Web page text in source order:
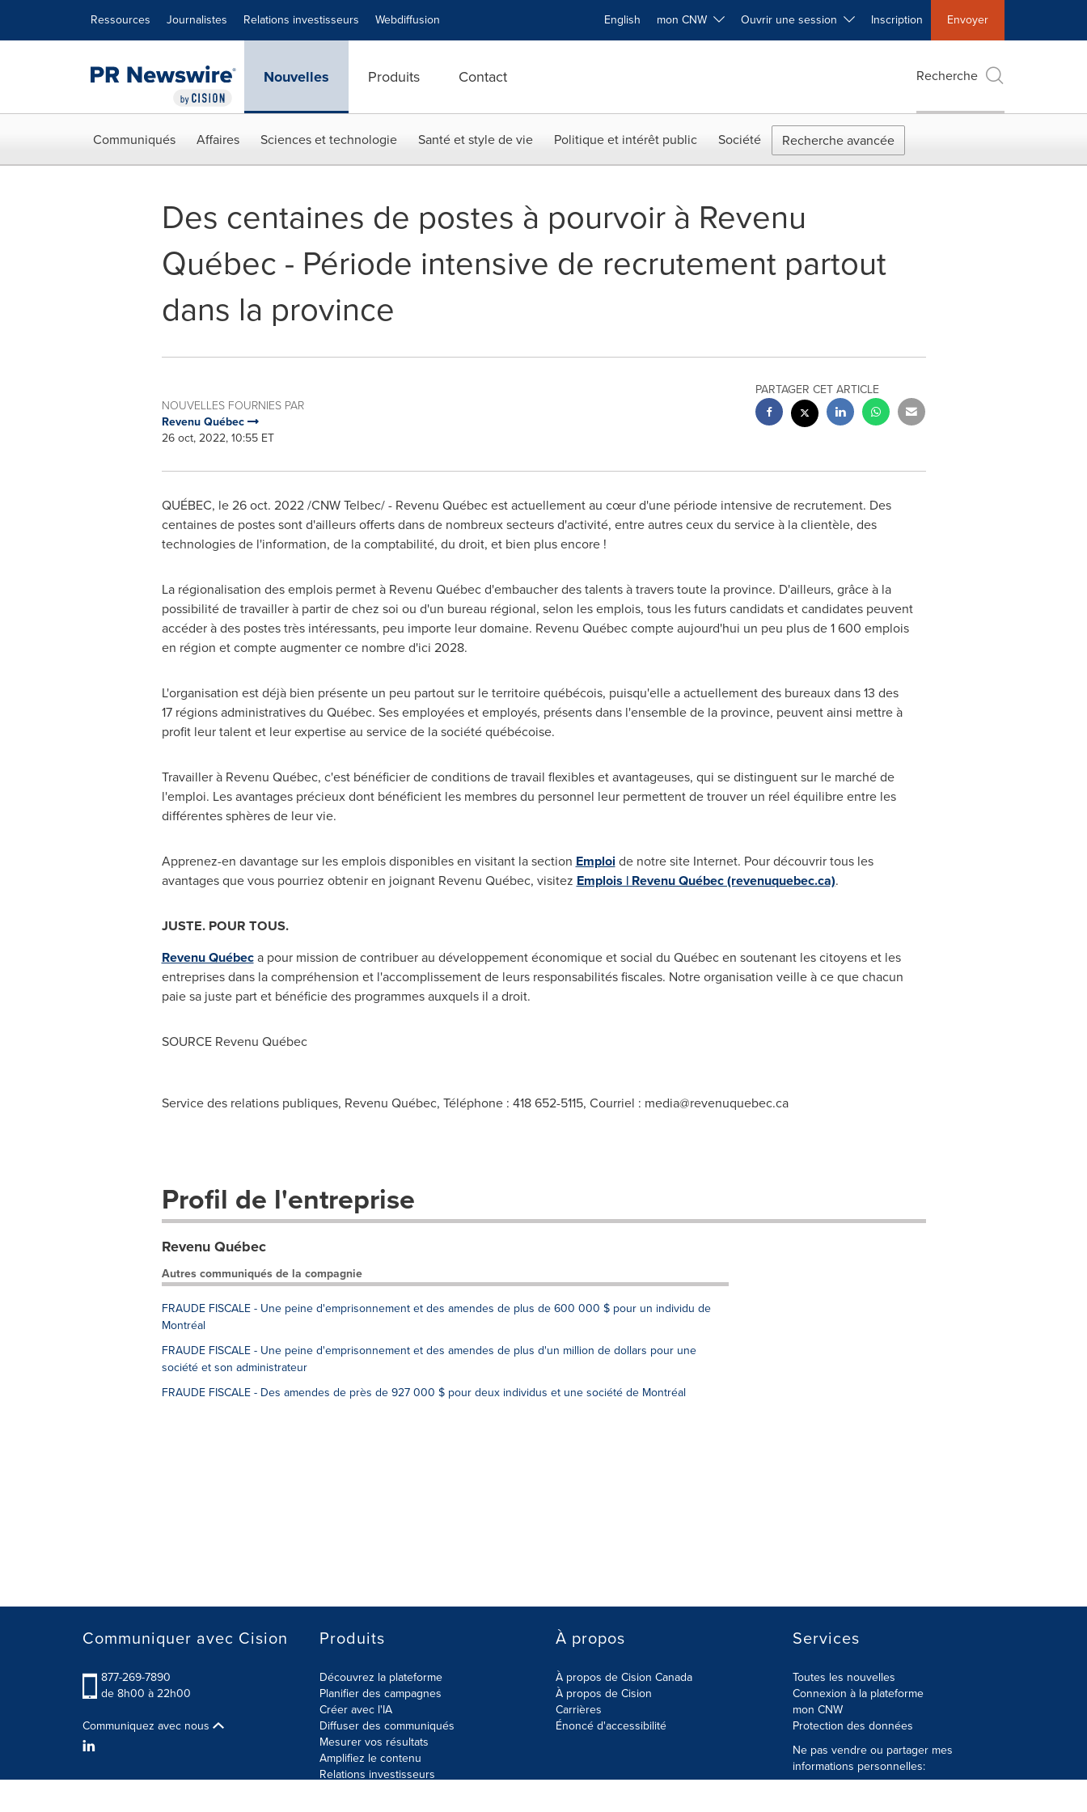
Ressources Journalistes Relations investisseurs Webdiffusion English mon CNW Ouvrir une session Inscription Envoyer
Nouvelles Produits Contact Recherche
Communiqués Affaires Sciences et technologie Santé et style de vie Politique et intérêt public Société Recherche avancée
Des centaines de postes à pourvoir à Revenu
Québec - Période intensive de recrutement partout
dans la province
NOUVELLES FOURNIES PAR
Revenu Québec
26 oct, 2022, 10:55 ET
PARTAGER CET ARTICLE
QUÉBEC, le26 oct. 2022/CNW Telbec/ - Revenu Québec est actuellement au cœur d'une période intensive de recrutement. Des
centaines de postes sont d'ailleurs offerts dans de nombreux secteurs d'activité, entre autres ceux du service à la clientèle, des
technologies de l'information, de la comptabilité, du droit, et bien plus encore !
La régionalisation des emplois permet à Revenu Québec d'embaucher des talents à travers toute la province. D'ailleurs, grâce à la
possibilité de travailler à partir de chez soi ou d'un bureau régional, selon les emplois, tous les futurs candidats et candidates peuvent
accéder à des postes très intéressants, peu importe leur domaine. Revenu Québec compte aujourd'hui un peu plus de 1 600 emplois
en région et compte augmenter ce nombre d'ici 2028.
L'organisation est déjà bien présente un peu partout sur le territoire québécois, puisqu'elle a actuellement des bureaux dans 13 des
17 régions administratives du Québec. Ses employées et employés, présents dans l'ensemble de la province, peuvent ainsi mettre à
profit leur talent et leur expertise au service de la société québécoise.
Travailler à Revenu Québec, c'est bénéficier de conditions de travail flexibles et avantageuses, qui se distinguent sur le marché de
l'emploi. Les avantages précieux dont bénéficient les membres du personnel leur permettent de trouver un réel équilibre entre les
différentes sphères de leur vie.
Apprenez-en davantage sur les emplois disponibles en visitant la section Emploide notre site Internet. Pour découvrir tous les
avantages que vous pourriez obtenir en joignant Revenu Québec, visitez Emplois | Revenu Québec (revenuquebec.ca).
JUSTE. POUR TOUS.
Revenu Québeca pour mission de contribuer au développement économique et social du Québec en soutenant les citoyens et les
entreprises dans la compréhension et l'accomplissement de leurs responsabilités fiscales. Notre organisation veille à ce que chacun
paie sa juste part et bénéficie des programmes auxquels il a droit.
SOURCE Revenu Québec
Service des relations publiques, Revenu Québec, Téléphone : 418 652-5115, Courriel : media@revenuquebec.ca
Profil de l'entreprise
Revenu Québec
Autres communiqués de la compagnie
FRAUDE FISCALE - Une peine d'emprisonnement et des amendes de plus de 600 000 $ pour un individu de
Montréal
FRAUDE FISCALE - Une peine d'emprisonnement et des amendes de plus d'un million de dollars pour une
société et son administrateur
FRAUDE FISCALE - Des amendes de près de 927 000 $ pour deux individus et une société de Montréal
Communiquer avec Cision
877-269-7890
de 8h00 à 22h00
Communiquez avec nous
Produits
Découvrez la plateforme
Planifier des campagnes
Créer avec l'IA
Diffuser des communiqués
Mesurer vos résultats
Amplifiez le contenu
Relations investisseurs
À propos
À propos de Cision Canada
À propos de Cision
Carrières
Énoncé d'accessibilité
Services
Toutes les nouvelles
Connexion à la plateforme
mon CNW
Protection des données
Ne pas vendre ou partager mes
informations personnelles: